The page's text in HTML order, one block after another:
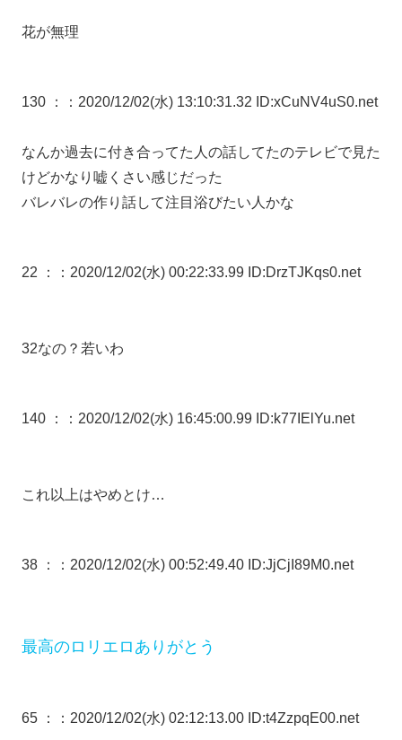
花が無理
130 ： ：2020/12/02(水) 13:10:31.32 ID:xCuNV4uS0.net
なんか過去に付き合ってた人の話してたのテレビで見た
けどかなり嘘くさい感じだった
バレバレの作り話して注目浴びたい人かな
22 ： ：2020/12/02(水) 00:22:33.99 ID:DrzTJKqs0.net
32なの？若いわ
140 ： ：2020/12/02(水) 16:45:00.99 ID:k77IElYu.net
これ以上はやめとけ…
38 ： ：2020/12/02(水) 00:52:49.40 ID:JjCjI89M0.net
最高のロリエロありがとう
65 ： ：2020/12/02(水) 02:12:13.00 ID:t4ZzpqE00.net